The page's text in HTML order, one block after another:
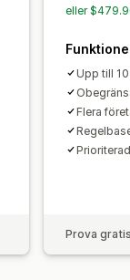
eller
Upp till
Flera
Prova